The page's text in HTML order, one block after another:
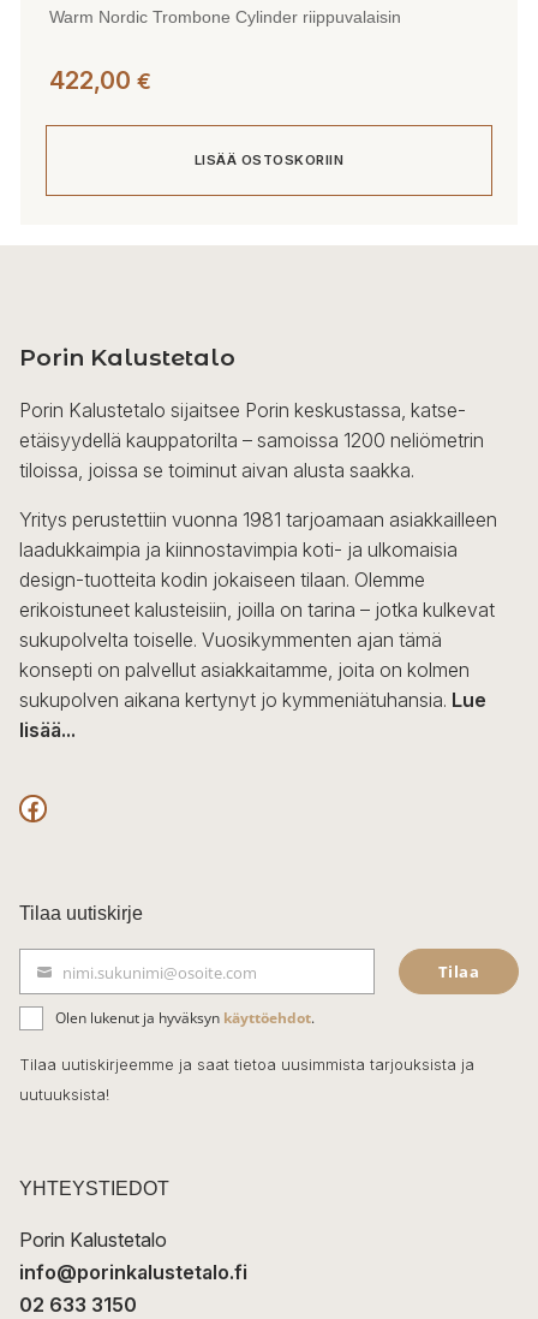
Warm Nordic Trombone Cylinder riippuvalaisin
422,00 €
LISÄÄ OSTOSKORIIN
Porin Kalustetalo
Porin Kalustetalo sijaitsee Porin keskustassa, katse-
etäisyydellä kauppatorilta – samoissa 1200 neliömetrin
tiloissa, joissa se toiminut aivan alusta saakka.
Yritys perustettiin vuonna 1981 tarjoamaan asiakkailleen
laadukkaimpia ja kiinnostavimpia koti- ja ulkomaisia
design-tuotteita kodin jokaiseen tilaan. Olemme
erikoistuneet kalusteisiin, joilla on tarina – jotka kulkevat
sukupolvelta toiselle. Vuosikymmenten ajan tämä
konsepti on palvellut asiakkaitamme, joita on kolmen
sukupolven aikana kertynyt jo kymmeniätuhansia. Lue
lisää...
F
c
e
b
o
o
k
Tilaa uutiskirje
ä
h
k
t
nimi.sukunimi@osoite.com Tilaa
Olen lukenut ja hyväksyn käyttöehdot.
Tilaa uutiskirjeemme ja saat tietoa uusimmista tarjouksista ja
uutuuksista!
YHTEYSTIEDOT
Porin Kalustetalo
info@porinkalustetalo.fi
02 633 3150